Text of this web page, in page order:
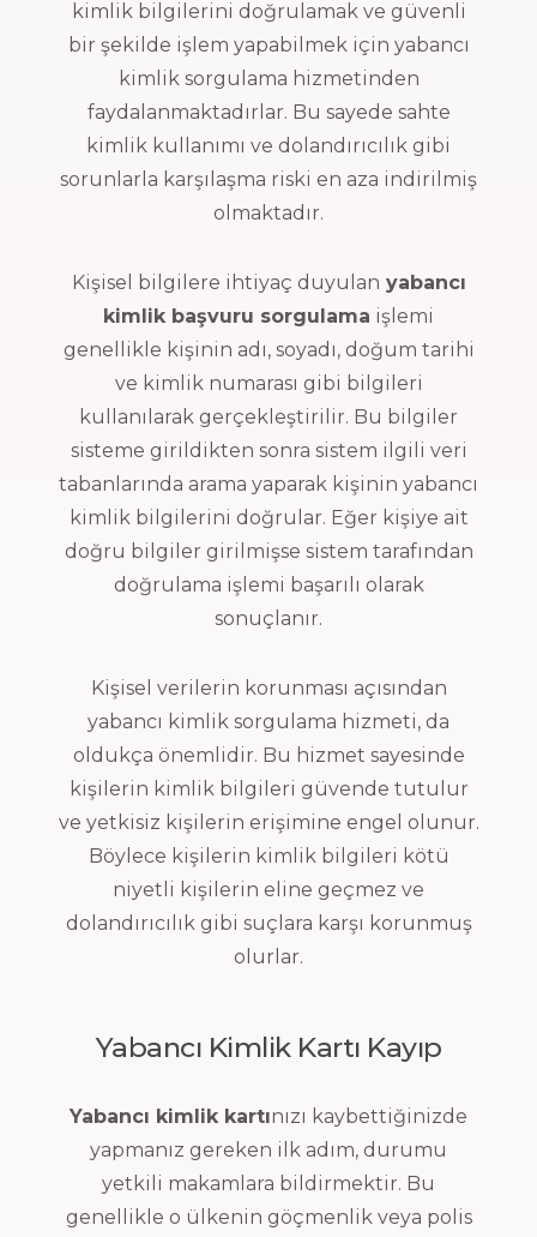
kimlik bilgilerini doğrulamak ve güvenli
bir şekilde işlem yapabilmek için yabancı
kimlik sorgulama hizmetinden
faydalanmaktadırlar. Bu sayede sahte
kimlik kullanımı ve dolandırıcılık gibi
sorunlarla karşılaşma riski en aza indirilmiş
olmaktadır.
Kişisel bilgilere ihtiyaç duyulan yabancı
kimlik başvuru sorgulama işlemi
genellikle kişinin adı, soyadı, doğum tarihi
ve kimlik numarası gibi bilgileri
kullanılarak gerçekleştirilir. Bu bilgiler
sisteme girildikten sonra sistem ilgili veri
tabanlarında arama yaparak kişinin yabancı
kimlik bilgilerini doğrular. Eğer kişiye ait
doğru bilgiler girilmişse sistem tarafından
doğrulama işlemi başarılı olarak
sonuçlanır.
Kişisel verilerin korunması açısından
yabancı kimlik sorgulama hizmeti, da
oldukça önemlidir. Bu hizmet sayesinde
kişilerin kimlik bilgileri güvende tutulur
ve yetkisiz kişilerin erişimine engel olunur.
Böylece kişilerin kimlik bilgileri kötü
niyetli kişilerin eline geçmez ve
dolandırıcılık gibi suçlara karşı korunmuş
olurlar.
Yabancı Kimlik Kartı Kayıp
Yabancı kimlik kartınızı kaybettiğinizde
yapmanız gereken ilk adım, durumu
yetkili makamlara bildirmektir. Bu
genellikle o ülkenin göçmenlik veya polis